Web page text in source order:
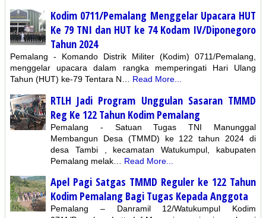
Kodim 0711/Pemalang Menggelar Upacara HUT
Ke 79 TNI dan HUT ke 74 Kodam IV/Diponegoro
Tahun 2024
Pemalang - Komando Distrik Militer (Kodim) 0711/Pemalang,
menggelar upacara dalam rangka memperingati Hari Ulang
Tahun (HUT) ke-79 Tentara N… Read More...
RTLH Jadi Program Unggulan Sasaran TMMD
Reg Ke 122 Tahun Kodim Pemalang
Pemalang - Satuan Tugas TNI Manunggal
Membangun Desa (TMMD) ke 122 tahun 2024 di
desa Tambi , kecamatan Watukumpul, kabupaten
Pemalang melak…
Read More...
Apel Pagi Satgas TMMD Reguler ke 122 Tahun
Kodim Pemalang Bagi Tugas Kepada Anggota
Pemalang – Danramil 12/Watukumpul Kodim